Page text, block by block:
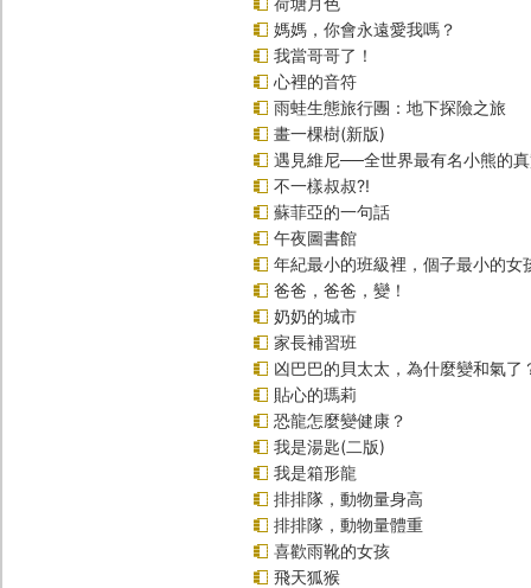
媽媽，你會永遠愛我嗎？
我當哥哥了！
心裡的音符
雨蛙生態旅行團：地下探險之旅
畫一棵樹(新版)
遇見維尼──全世界最有名小熊的
不一樣叔叔?!
蘇菲亞的一句話
午夜圖書館
年紀最小的班級裡，個子最小的女
爸爸，爸爸，變！
奶奶的城市
家長補習班
凶巴巴的貝太太，為什麼變和氣了
貼心的瑪莉
恐龍怎麼變健康？
我是湯匙(二版)
我是箱形龍
排排隊，動物量身高
排排隊，動物量體重
喜歡雨靴的女孩
飛天狐猴